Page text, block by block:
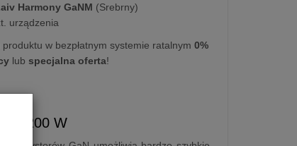
Harmony GaNM (Srebrny)
urządzenia
w bezpłatnym systemie ratalnym 0%
lub specjalna oferta!
D | 200 W